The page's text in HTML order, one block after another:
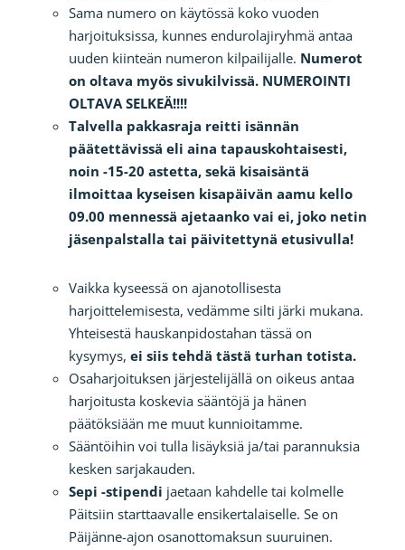
Sama numero on käytössä koko vuoden
harjoituksissa, kunnes endurolajiryhmä antaa
uuden kiinteän numeron kilpailijalle. Numerot
on oltava myös sivukilvissä. NUMEROINTI
OLTAVA SELKEÄ!!!!
Talvella pakkasraja reitti isännän
päätettävissä eli aina tapauskohtaisesti,
noin -15-20 astetta, sekä kisaisäntä
ilmoittaa kyseisen kisapäivän aamu kello
09.00 mennessä ajetaanko vai ei, joko netin
jäsenpalstalla tai päivitettynä etusivulla!
Vaikka kyseessä on ajanotollisesta
harjoittelemisesta, vedämme silti järki mukana.
Yhteisestä hauskanpidostahan tässä on
kysymys, ei siis tehdä tästä turhan totista.
Osaharjoituksen järjestelijällä on oikeus antaa
harjoitusta koskevia sääntöjä ja hänen
päätöksiään me muut kunnioitamme.
Sääntöihin voi tulla lisäyksiä ja/tai parannuksia
kesken sarjakauden.
Sepi -stipendi jaetaan kahdelle tai kolmelle
Päitsiin starttaavalle ensikertalaiselle. Se on
Päijänne-ajon osanottomaksun suuruinen.